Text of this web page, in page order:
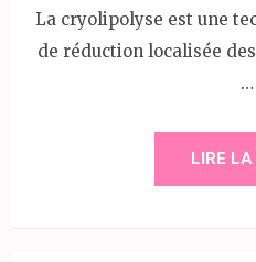
La cryolipolyse est une
de réduction localisée
…
LIRE LA